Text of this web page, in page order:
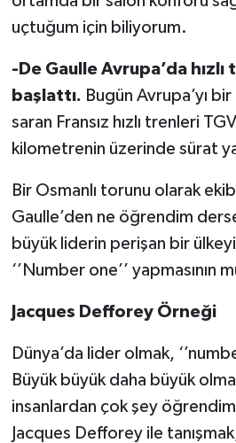
uçtuğum için biliyorum.
-De Gaulle Avrupa’da hızlı
başlattı. Bugün Avrupa’yı
saran Fransız hızlı trenleri
kilometrenin üzerinde sürat
Bir Osmanlı torunu olarak
Gaulle’den ne öğrendim
büyük liderin perişan bir
‘’Number one’’ yapmasının
Jacques Defforey Örneği
Dünya’da lider olmak,
Büyük büyük daha büyük
insanlardan çok şey
Jacques Defforey ile